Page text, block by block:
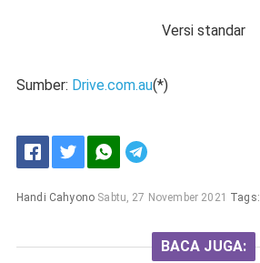
Versi standar
Sumber: Drive.com.au(*)
Handi Cahyono Sabtu, 27 November 2021 Tags:
BACA JUGA: